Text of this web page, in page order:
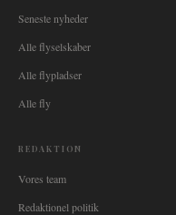
Seneste nyheder
Alle flyselskaber
Alle flypladser
Alle fly
REDAKTION
Vores team
Redaktionel politik